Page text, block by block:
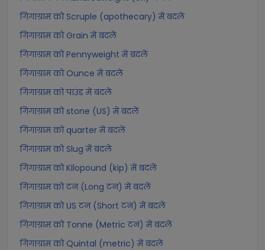
गिगाग्राम को Scruple (apothecary) में बदलें
गिगाग्राम को Grain में बदलें
गिगाग्राम को Pennyweight में बदलें
गिगाग्राम को Ounce में बदलें
गिगाग्राम को पाउंड में बदलें
गिगाग्राम को stone (US) में बदलें
गिगाग्राम को quarter में बदलें
गिगाग्राम को Slug में बदलें
गिगाग्राम को Kilopound (kip) में बदलें
गिगाग्राम को टन (Long टन) में बदलें
गिगाग्राम को US टन (Short टन) में बदलें
गिगाग्राम को Tonne (Metric टन) में बदलें
गिगाग्राम को Quintal (metric) में बदलें